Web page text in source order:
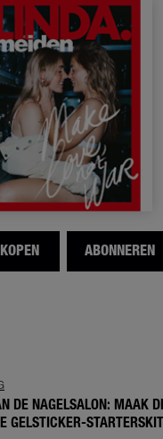
ABONNEREN
DE NAGELSALON: MAAK
GELSTICKER-STARTERSKIT